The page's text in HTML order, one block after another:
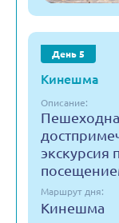
День 5
Кинешма
Описание:
экскурсия
Маршрут дня:
Кинешма